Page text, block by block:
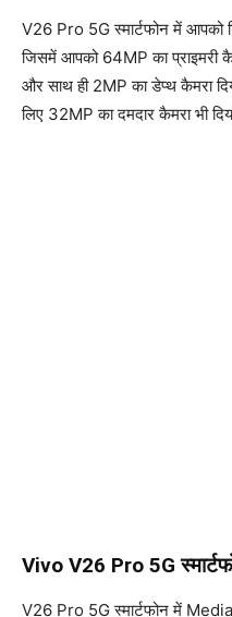
V26 Pro 5G स्मार्टफोन में आपको
जिसमें आपको 64MP का प्राइमरी
और साथ ही 2MP का डेप्थ कैमरा
लिए 32MP का दमदार कैमरा भी
Vivo V26 Pro 5G
V26 Pro 5G स्मार्टफोन में